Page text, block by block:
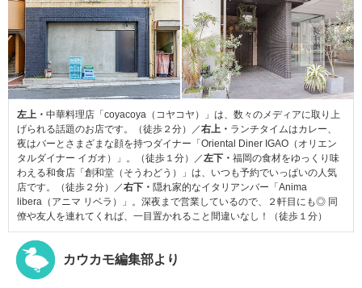
左上・ 中華料理店「coyacoya（コヤコヤ）」は、数々のメディアに取り上
げられる話題のお店です。（徒歩２分）／右上・ ランチタイムはカレー、
夜はバーとさまざまな顔を持つダイナー「Oriental Diner IGAO（オリエン
タルダイナー イガオ）」。（徒歩１分）／左下・ 福岡の食材をゆっくり味
わえる和食店「創和堂（そうわどう）」は、いつも予約でいっぱいの人気
店です。（徒歩２分）／右下・ 隠れ家的なイタリアンバー「Anima
libera（アニマ リベラ）」。深夜まで営業しているので、２軒目にも◎ 同
僚や友人を連れてくれば、一目置かれること間違いなし！（徒歩１分）
カウカモ編集部より